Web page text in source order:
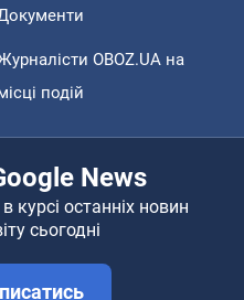
OBOZ.UA на
подій
News
курсі останніх новин
сьогодні